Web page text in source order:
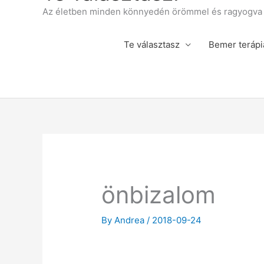
Az életben minden könnyedén örömmel és
Te választasz Bemer
önbizalom
ByAndrea/ 2018-09-24